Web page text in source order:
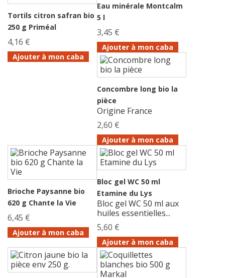
Tortils citron safran bio
250 g Priméal
4,16 €
Ajouter à mon caba
Eau minérale Montcalm
5 l
3,45 €
Ajouter à mon caba
Concombre long bio la
pièce
Origine France
2,60 €
Ajouter à mon caba
Brioche Paysanne bio
620 g Chante la Vie
6,45 €
Ajouter à mon caba
Bloc gel WC 50 ml
Etamine du Lys
Bloc gel WC 50 ml aux
huiles essentielles...
5,60 €
Ajouter à mon caba